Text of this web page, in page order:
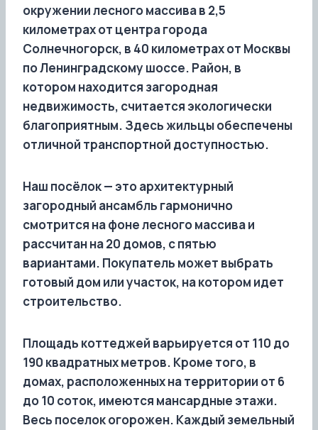
окружении лесного массива в 2,5
километрах от центра города
Солнечногорск, в 40 километрах от Москвы
по Ленинградскому шоссе. Район, в
котором находится загородная
недвижимость, считается экологически
благоприятным. Здесь жильцы обеспечены
отличной транспортной доступностью.
Наш посёлок — это архитектурный
загородный ансамбль гармонично
смотрится на фоне лесного массива и
рассчитан на 20 домов, с пятью
вариантами. Покупатель может выбрать
готовый дом или участок, на котором идет
строительство.
Площадь коттеджей варьируется от 110 до
190 квадратных метров. Кроме того, в
домах, расположенных на территории от 6
до 10 соток, имеются мансардные этажи.
Весь поселок огорожен. Каждый земельный